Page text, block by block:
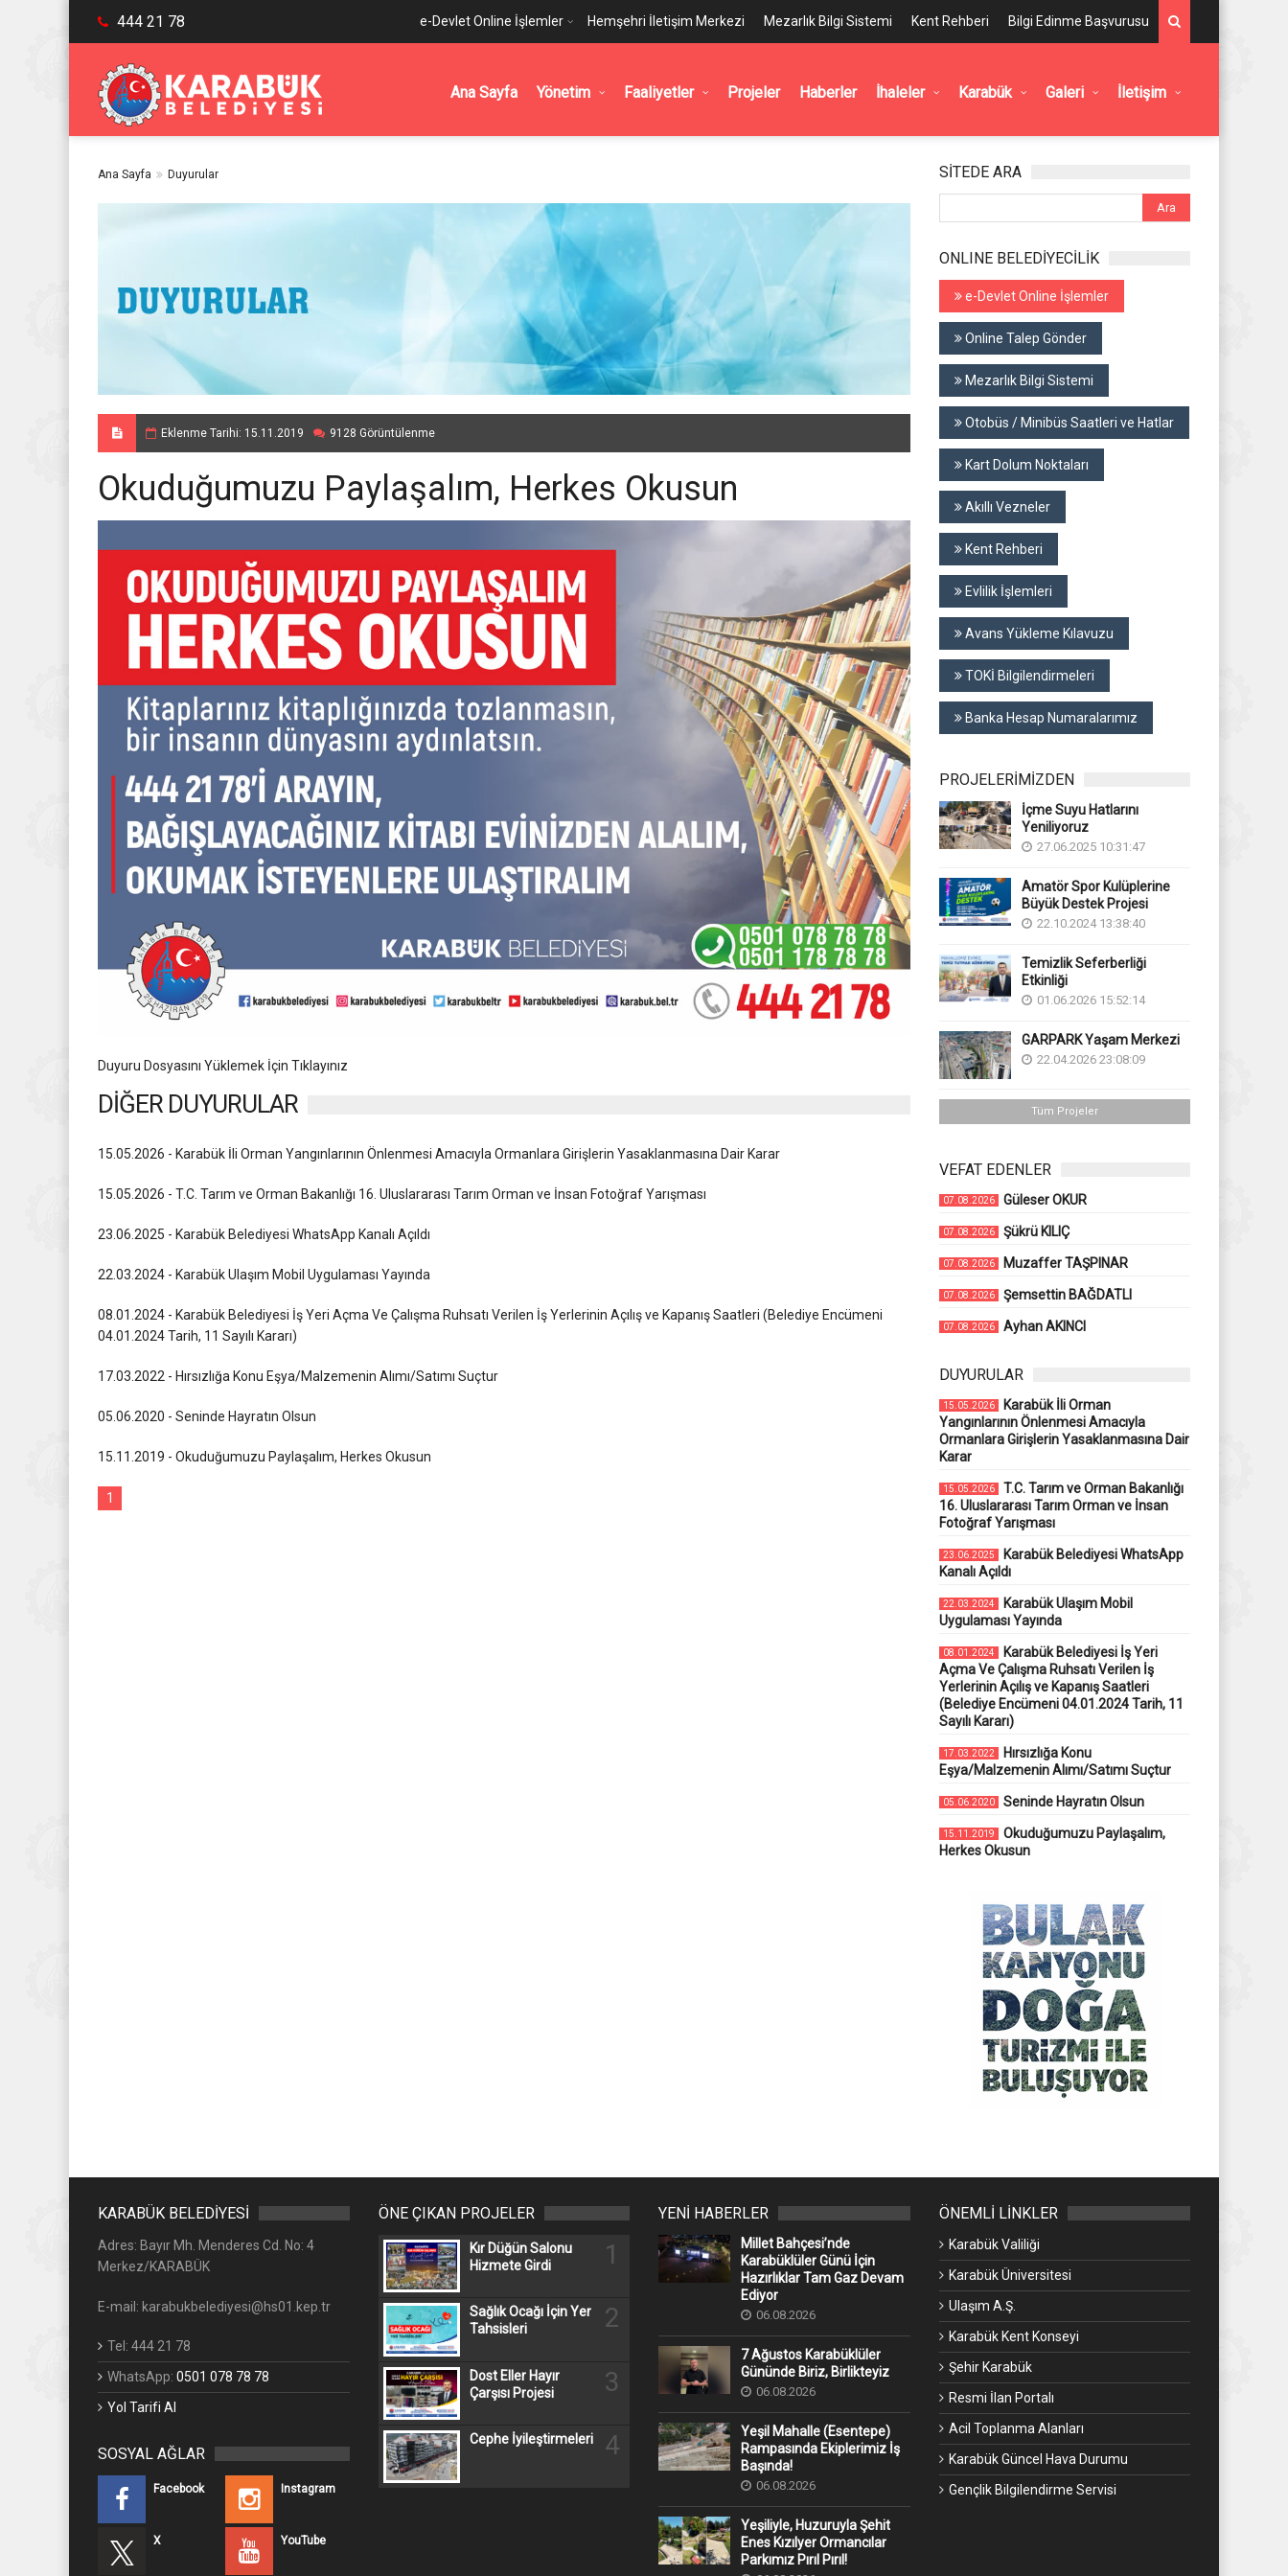
444 21 78 e-Devlet Online İşlemler Hemşehri İletişim Merkezi Mezarlık Bilgi Sistemi Kent Rehberi Bilgi Edinme Başvurusu
Ana Sayfa Yönetim Faaliyetler Projeler Haberler İhaleler Karabük Galeri İletişim
Ana Sayfa Duyurular
Eklenme Tarihi: 15.11.2019 9128 Görüntülenme
Okuduğumuzu Paylaşalım, Herkes Okusun
Duyuru Dosyasını Yüklemek İçin Tıklayınız
DİĞER DUYURULAR
15.05.2026 - Karabük İli Orman Yangınlarının Önlenmesi Amacıyla Ormanlara Girişlerin Yasaklanmasına Dair Karar
15.05.2026 - T.C. Tarım ve Orman Bakanlığı 16. Uluslararası Tarım Orman ve İnsan Fotoğraf Yarışması
23.06.2025 - Karabük Belediyesi WhatsApp Kanalı Açıldı
22.03.2024 - Karabük Ulaşım Mobil Uygulaması Yayında
08.01.2024 - Karabük Belediyesi İş Yeri Açma Ve Çalışma Ruhsatı Verilen İş Yerlerinin Açılış ve Kapanış Saatleri (Belediye Encümeni
04.01.2024 Tarih, 11 Sayılı Kararı)
17.03.2022 - Hırsızlığa Konu Eşya/Malzemenin Alımı/Satımı Suçtur
05.06.2020 - Seninde Hayratın Olsun
15.11.2019 - Okuduğumuzu Paylaşalım, Herkes Okusun
1
SİTEDE ARA
ONLINE BELEDİYECİLİK
e-Devlet Online İşlemler
Online Talep Gönder
Mezarlık Bilgi Sistemi
Otobüs / Minibüs Saatleri ve Hatlar
Kart Dolum Noktaları
Akıllı Vezneler
Kent Rehberi
Evlilik İşlemleri
Avans Yükleme Kılavuzu
TOKİ Bilgilendirmeleri
Banka Hesap Numaralarımız
PROJELERİMİZDEN
İçme Suyu Hatlarını
Yeniliyoruz
27.06.2025 10:31:47
Amatör Spor Kulüplerine
Büyük Destek Projesi
22.10.2024 13:38:40
Temizlik Seferberliği
Etkinliği
01.06.2026 15:52:14
GARPARK Yaşam Merkezi
22.04.2026 23:08:09
Tüm Projeler
VEFAT EDENLER
07.08.2026 Güleser OKUR
07.08.2026 Şükrü KILIÇ
07.08.2026 Muzaffer TAŞPINAR
07.08.2026 Şemsettin BAĞDATLI
07.08.2026 Ayhan AKINCI
DUYURULAR
15.05.2026
Karabük İli Orman
Yangınlarının Önlenmesi Amacıyla
Ormanlara Girişlerin Yasaklanmasına Dair
Karar
15.05.2026
T.C. Tarım ve Orman Bakanlığı
16. Uluslararası Tarım Orman ve İnsan
Fotoğraf Yarışması
23.06.2025
Karabük Belediyesi WhatsApp
Kanalı Açıldı
22.03.2024
Karabük Ulaşım Mobil
Uygulaması Yayında
08.01.2024
Karabük Belediyesi İş Yeri
Açma Ve Çalışma Ruhsatı Verilen İş
Yerlerinin Açılış ve Kapanış Saatleri
(Belediye Encümeni 04.01.2024 Tarih, 11
Sayılı Kararı)
17.03.2022
Hırsızlığa Konu
Eşya/Malzemenin Alımı/Satımı Suçtur
05.06.2020 Seninde Hayratın Olsun
15.11.2019
Okuduğumuzu Paylaşalım,
Herkes Okusun
KARABÜK BELEDİYESİ
Adres: Bayır Mh. Menderes Cd. No: 4
Merkez/KARABÜK
E-mail: karabukbelediyesi@hs01.kep.tr
Tel: 444 21 78
WhatsApp: 0501 078 78 78
Yol Tarifi Al
SOSYAL AĞLAR
Facebook Instagram
X YouTube
ÖNE ÇIKAN PROJELER
Kır Düğün Salonu
Hizmete Girdi
1
Sağlık Ocağı İçin Yer
Tahsisleri
2
Dost Eller Hayır
Çarşısı Projesi
3
Cephe İyileştirmeleri 4
YENİ HABERLER
Millet Bahçesi’nde
Karabüklüler Günü İçin
Hazırlıklar Tam Gaz Devam
Ediyor
06.08.2026
7 Ağustos Karabüklüler
Gününde Biriz, Birlikteyiz
06.08.2026
Yeşil Mahalle (Esentepe)
Rampasında Ekiplerimiz İş
Başında!
06.08.2026
Yeşiliyle, Huzuruyla Şehit
Enes Kızılyer Ormancılar
Parkımız Pırıl Pırıl!
ÖNEMLİ LİNKLER
Karabük Valiliği
Karabük Üniversitesi
Ulaşım A.Ş.
Karabük Kent Konseyi
Şehir Karabük
Resmi İlan Portalı
Acil Toplanma Alanları
Karabük Güncel Hava Durumu
Gençlik Bilgilendirme Servisi